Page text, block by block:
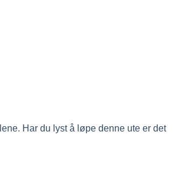
Har du lyst å løpe denne ute er det